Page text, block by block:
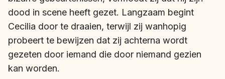
dood in scene heeft gezet. Langzaam begint
Cecilia door te draaien, terwijl zij wanhopig
probeert te bewijzen dat zij achterna wordt
gezeten door iemand die door niemand gezien
kan worden.